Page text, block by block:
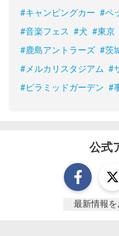
#キャンピングカー #ペ
#音楽フェス #犬 #東京
#鹿島アントラーズ #茨
#メルカリスタジアム #
#ピラミッドガーデン #
公式
最新情報